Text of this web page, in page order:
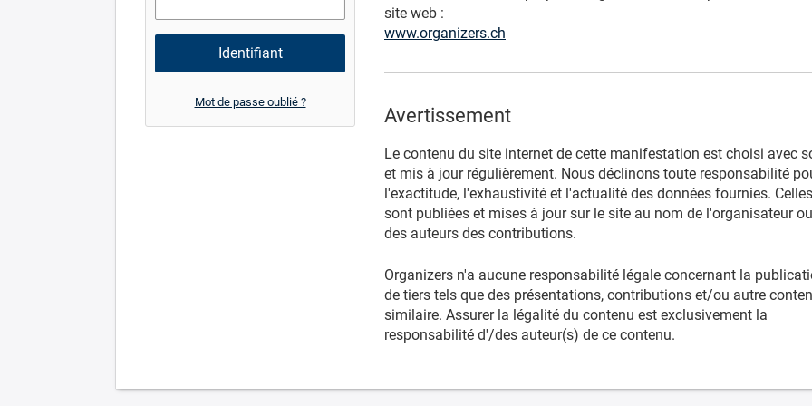
Mot de passe oublié ?
site web :
www.organizers.ch
Avertissement
Le contenu du site internet de cette manifestation est choisi avec
et mis à jour régulièrement. Nous déclinons toute responsabilité
l'exactitude, l'exhaustivité et l'actualité des données fournies. Celles
sont publiées et mises à jour sur le site au nom de l'organisateur ou
des auteurs des contributions.
Organizers n'a aucune responsabilité légale concernant la
de tiers tels que des présentations, contributions et/ou autre
similaire. Assurer la légalité du contenu est exclusivement la
responsabilité d'/des auteur(s) de ce contenu.